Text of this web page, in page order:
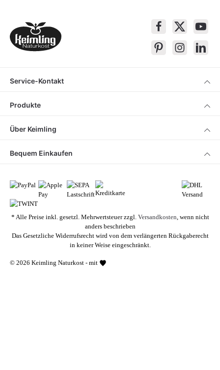
Service-Kontakt
Produkte
Über Keimling
Bequem Einkaufen
* Alle Preise inkl. gesetzl. Mehrwertsteuer zzgl. Versandkosten, wenn nicht
anders beschrieben
Das Gesetzliche Widerrufsrecht wird von dem verlängerten Rückgaberecht
in keiner Weise eingeschränkt.
© 2026 Keimling Naturkost - mit